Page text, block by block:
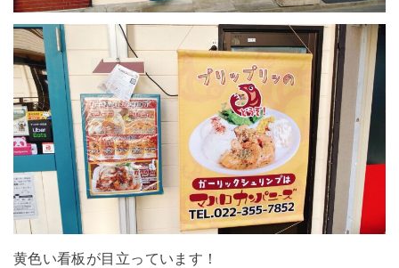
黄色い看板が目立っています！